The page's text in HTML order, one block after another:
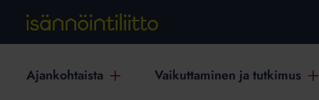
Ajankohtaista Vaikuttaminen ja tutkimus